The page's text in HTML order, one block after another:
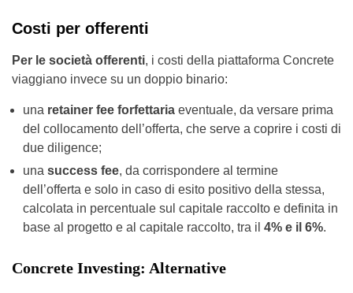
Costi per offerenti
Per le società offerenti, i costi della piattaforma Concrete
viaggiano invece su un doppio binario:
una retainer fee forfettaria eventuale, da versare prima
del collocamento dell’offerta, che serve a coprire i costi di
due diligence;
una success fee, da corrispondere al termine
dell’offerta e solo in caso di esito positivo della stessa,
calcolata in percentuale sul capitale raccolto e definita in
base al progetto e al capitale raccolto, tra il 4% e il 6%.
Concrete Investing: Alternative